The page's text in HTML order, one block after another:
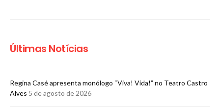
Últimas Notícias
Regina Casé apresenta monólogo “Viva! Vida!” no Teatro Castro
Alves 5 de agosto de 2026